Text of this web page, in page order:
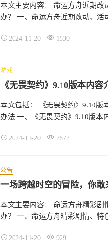
本文主要内容： 命运方舟近期改
办？ 一、命运方舟近期改动、活
2024-11-20 1530
游戏
本文包括： 《无畏契约》9.10版
办法 一、《无畏契约》9.10版本
2024-11-20 2572
公告
本文主要内容： 命运方舟精彩剧
办？ 一、命运方舟精彩剧情、特
2024-11-20 929